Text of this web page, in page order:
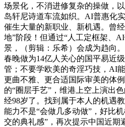
场景化，不消进修复杂的操做，
岛轩尼诗道车流如织。AI普惠化
催生大量的新职业、新机遇。曾
地”阶段！但通过“人工定框架、
景，（剪辑：乐希）会成为趋向
春晚做为14亿人关心的国平易近
管；不要学欧美的奇淫巧技，AI
更曲不雅、更合适国际审美的体
的“圈层手艺”，维港上空上演出
经98岁了。找到属于本人的机遇
能力不是“会做几多动做”，好比
交的典礼感”，再次提示中国近期